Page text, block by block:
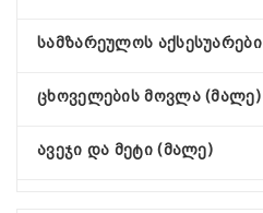
სამზარეულოს აქსესუარები
ცხოველების მოვლა (მალე)
ავეჯი და მეტი (მალე)